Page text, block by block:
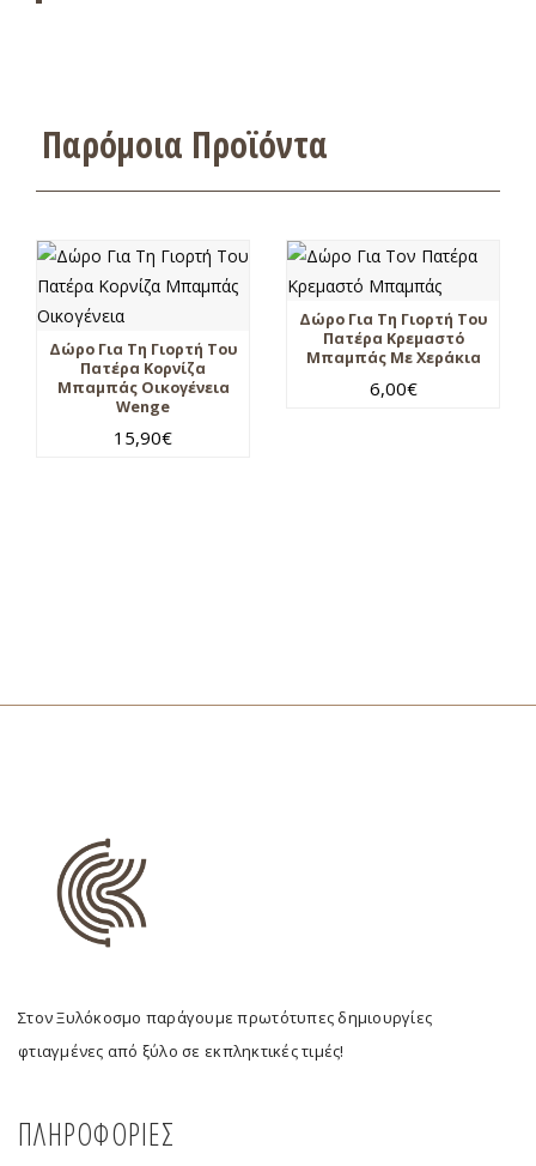
Παρόμοια Προϊόντα
Δώρο Για Τη Γιορτή Του
Πατέρα Κορνίζα
Μπαμπάς Οικογένεια
Wenge
15,90€
Δώρο Για Τη Γιορτή Του
Πατέρα Κρεμαστό
Μπαμπάς Με Χεράκια
6,00€
Στον Ξυλόκοσμο παράγουμε πρωτότυπες δημιουργίες
φτιαγμένες από ξύλο σε εκπληκτικές τιμές!
ΠΛΗΡΟΦΟΡΙΕΣ